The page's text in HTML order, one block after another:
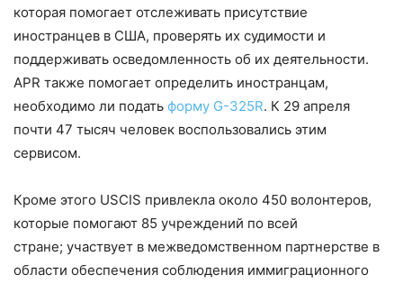
которая помогает отслеживать присутствие
иностранцев в США, проверять их судимости и
поддерживать осведомленность об их деятельности.
APR также помогает определить иностранцам,
необходимо ли подать форму G-325R. К 29 апреля
почти 47 тысяч человек воспользовались этим
сервисом.
Кроме этого USCIS привлекла около 450 волонтеров,
которые помогают 85 учреждений по всей
стране; участвует в межведомственном партнерстве в
области обеспечения соблюдения иммиграционного